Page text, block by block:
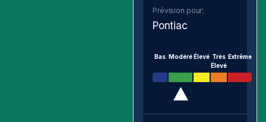
Prévision pour:
Pontiac
Bas ModéréÉlevé Très
Élevé
Extrême